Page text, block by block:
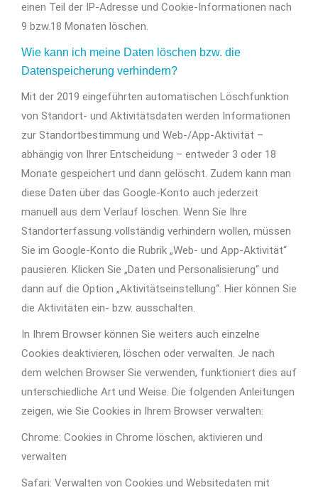
einen Teil der IP-Adresse und Cookie-Informationen nach
9 bzw.18 Monaten löschen.
Wie kann ich meine Daten löschen bzw. die
Datenspeicherung verhindern?
Mit der 2019 eingeführten automatischen Löschfunktion
von Standort- und Aktivitätsdaten werden Informationen
zur Standortbestimmung und Web-/App-Aktivität –
abhängig von Ihrer Entscheidung – entweder 3 oder 18
Monate gespeichert und dann gelöscht. Zudem kann man
diese Daten über das Google-Konto auch jederzeit
manuell aus dem Verlauf löschen. Wenn Sie Ihre
Standorterfassung vollständig verhindern wollen, müssen
Sie im Google-Konto die Rubrik „Web- und App-Aktivität“
pausieren. Klicken Sie „Daten und Personalisierung“ und
dann auf die Option „Aktivitätseinstellung“. Hier können Sie
die Aktivitäten ein- bzw. ausschalten.
In Ihrem Browser können Sie weiters auch einzelne
Cookies deaktivieren, löschen oder verwalten. Je nach
dem welchen Browser Sie verwenden, funktioniert dies auf
unterschiedliche Art und Weise. Die folgenden Anleitungen
zeigen, wie Sie Cookies in Ihrem Browser verwalten:
Chrome: Cookies in Chrome löschen, aktivieren und
verwalten
Safari: Verwalten von Cookies und Websitedaten mit